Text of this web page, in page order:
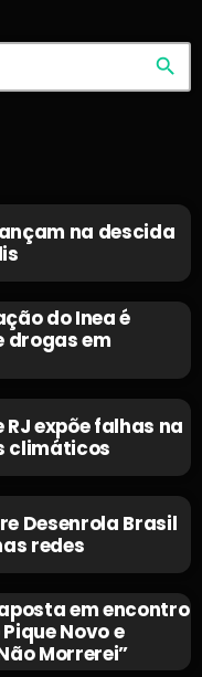
search
na descida
do Inea é
drogas em
RJ expõe falhas na
climáticos
Desenrola Brasil
redes
em encontro
Novo e
Morrerei”